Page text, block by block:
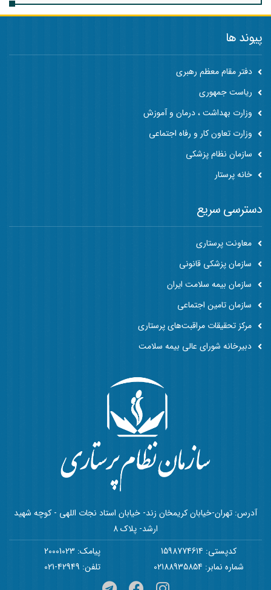
پیوند ها
دفتر مقام معظم رهبری
ریاست جمهوری
وزارت بهداشت ، درمان و آموزش
وزارت تعاون کار و رفاه اجتماعی
سازمان نظام پزشکی
خانه پرستار
آدرس: تهران-خیابان کریمخان زند- خیابان استاد نجات اللهی - کوچه شهید
ارشد- پلاک 8
کدپستی: 1598774614
پیامک: 20001023
شماره نمابر: 02188935854
تلفن: 42949-021
دسترسی سریع
معاونت پرستاری
سازمان پزشکی قانونی
سازمان بیمه سلامت ایران
سازمان تامین اجتماعی
مرکز تحقیقات مراقبت‌های پرستاری
دبیرخانه شورای عالی بیمه سلامت